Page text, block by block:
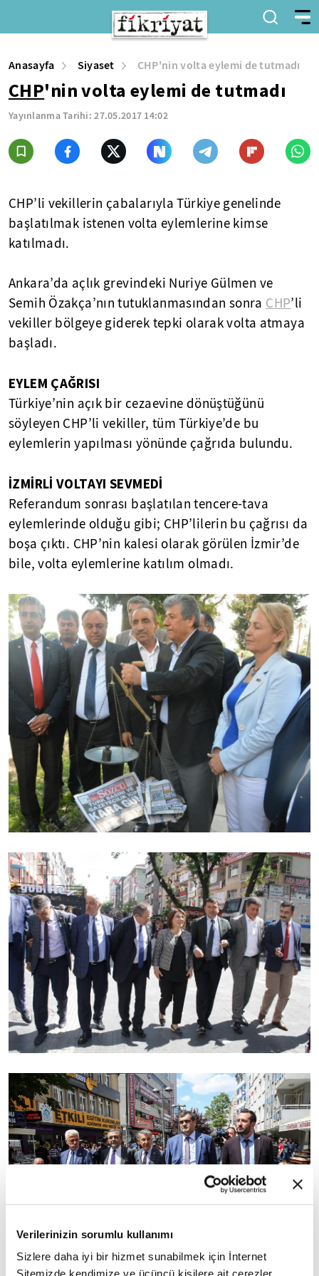
Verilerinizin sorumlu kullanımı
Sizlere daha iyi bir hizmet sunabilmek için İnternet
Anasayfa Siyaset CHP'nin volta eylemi de tutmadı
CHP'nin volta eylemi de tutmadı
Yayınlanma Tarihi:27.05.2017 14:02
CHP’li vekillerin çabalarıyla Türkiye genelinde
başlatılmak istenen volta eylemlerine kimse
katılmadı.
Ankara’da açlık grevindeki Nuriye Gülmen ve
Semih Özakça’nın tutuklanmasından sonra CHP’li
vekiller bölgeye giderek tepki olarak volta atmaya
başladı.
EYLEM ÇAĞRISI
Türkiye’nin açık bir cezaevine dönüştüğünü
söyleyen CHP’li vekiller, tüm Türkiye’de bu
eylemlerin yapılması yönünde çağrıda bulundu.
İZMİRLİ VOLTAYI SEVMEDİ
Referandum sonrası başlatılan tencere-tava
eylemlerinde olduğu gibi; CHP’lilerin bu çağrısı da
boşa çıktı. CHP’nin kalesi olarak görülen İzmir’de
bile, volta eylemlerine katılım olmadı.